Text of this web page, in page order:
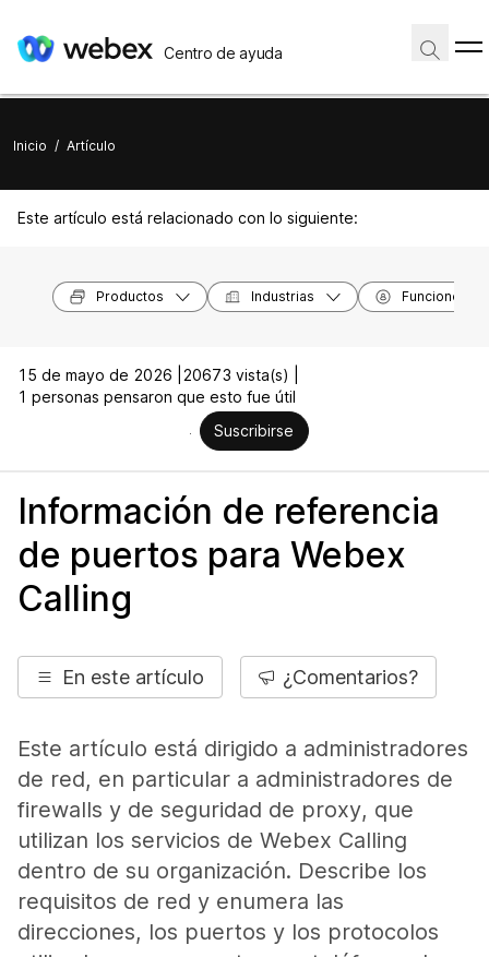
Centro de ayuda
Inicio / Artículo
Este artículo está relacionado con lo siguiente:
Productos Industrias Funciones
15 de mayo de 2026 |
20673 vista(s) |
1 personas pensaron que esto fue útil
Suscribirse
Información de referencia
de puertos para Webex
Calling
En este artículo ¿Comentarios?
Este artículo está dirigido a administradores
de red, en particular a administradores de
firewalls y de seguridad de proxy, que
utilizan los servicios de Webex Calling
dentro de su organización. Describe los
requisitos de red y enumera las
direcciones, los puertos y los protocolos